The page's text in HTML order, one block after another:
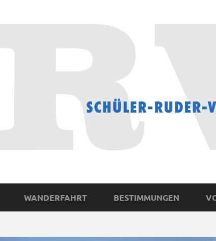
WANDERFAHRT BESTIMMUNGEN